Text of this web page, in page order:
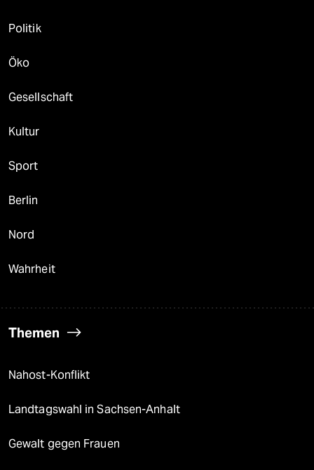
Politik
Öko
Gesellschaft
Kultur
Sport
Berlin
Nord
Wahrheit
Themen
Nahost-Konflikt
Landtagswahl in Sachsen-Anhalt
Gewalt gegen Frauen